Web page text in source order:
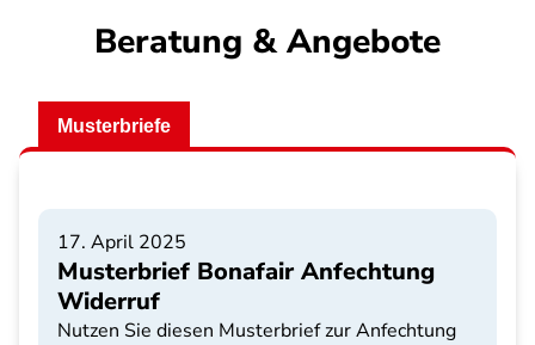
Beratung & Angebote
Musterbriefe
17. April 2025
Musterbrief Bonafair Anfechtung
Widerruf
Nutzen Sie diesen Musterbrief zur Anfechtung